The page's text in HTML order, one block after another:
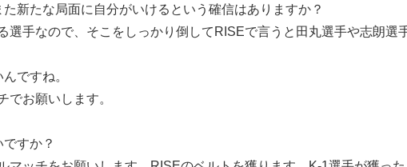
新たな局面に自分がいけるという確信はありますか？
選手なので、そこをしっかり倒してRISEで言うと田丸選手や志朗選
ですね。
お願いします。
すか？